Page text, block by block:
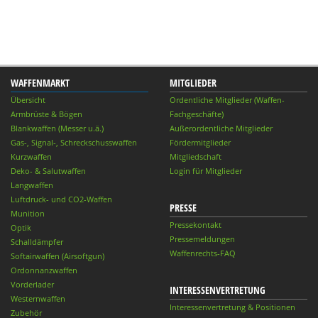
WAFFENMARKT
Übersicht
Armbrüste & Bögen
Blankwaffen (Messer u.ä.)
Gas-, Signal-, Schreckschusswaffen
Kurzwaffen
Deko- & Salutwaffen
Langwaffen
Luftdruck- und CO2-Waffen
Munition
Optik
Schalldämpfer
Softairwaffen (Airsoftgun)
Ordonnanzwaffen
Vorderlader
Westernwaffen
Zubehör
MITGLIEDER
Ordentliche Mitglieder (Waffen-
Fachgeschäfte)
Außerordentliche Mitglieder
Fördermitglieder
Mitgliedschaft
Login für Mitglieder
PRESSE
Pressekontakt
Pressemeldungen
Waffenrechts-FAQ
INTERESSENVERTRETUNG
Interessenvertretung & Positionen